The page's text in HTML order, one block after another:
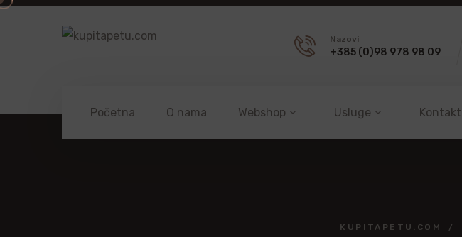
Nazovi
+385 (0)98 978 98 09
Početna O nama Webshop Usluge Kontakt
KUPITAPETU.COM